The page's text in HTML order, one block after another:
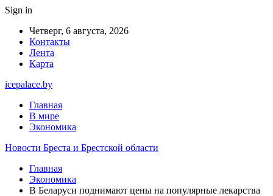
Sign in
Четверг, 6 августа, 2026
Контакты
Лента
Карта
icepalace.by
Главная
В мире
Экономика
Новости Бреста и Брестской области
Главная
Экономика
В Беларуси поднимают цены на популярные лекарства